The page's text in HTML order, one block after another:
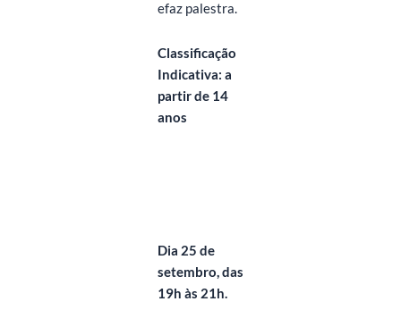
efaz palestra.
Classificação
Indicativa: a
partir de 14
anos
Dia 25 de
setembro, das
19h às 21h.